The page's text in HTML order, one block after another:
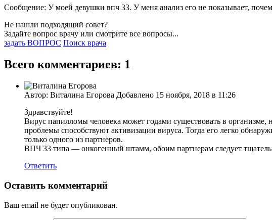
Сообщение: У моей девушки впч 33. У меня анализ его не показывает,
Не нашли подходящий совет?
Задайте вопрос врачу или смотрите все вопросы...
задать ВОПРОС Поиск врача
Всего комментариев: 1
Автор: Виталина Егорова Добавлено 15 ноября, 2018 в 11:26
Здравствуйте!
Вирус папилломы человека может годами существовать в организме,
проблемы способствуют активизации вируса. Тогда его легко
только одного из партнеров.
ВПЧ 33 типа — онкогенный штамм, обоим партнерам следует
Ответить
Оставить комментарий
Ваш email не будет опубликован.